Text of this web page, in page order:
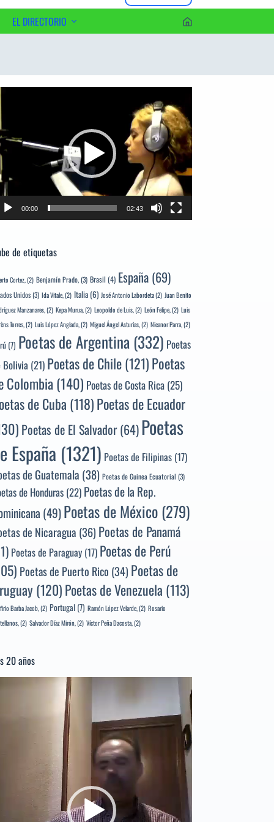
EL DIRECTORIO
00:00 02:43
de etiquetas
Cortez,(2) Benjamín Prado,(3) Brasil (4) España (69)
Unidos(3) Ida Vitale,(2) Italia (6) José Antonio Labordeta(2) Juan Benito
Manzanares,(2) Kepa Murua,(2) Leopoldo de Luis,(2) León Felipe,(2) Luis
Torres,(2) Luis López Anglada,(2) Miguel Ángel Asturias,(2) Nicanor Parra,(2)
(7) Poetas de Argentina(332) Poetas
Bolivia(21) Poetas de Chile(121)Poetas
Colombia(140) Poetas de Costa Rica(25)
de Cuba (118)Poetas de Ecuador
Poetas de El Salvador(64)Poetas
España (1321) Poetas de Filipinas (17)
de Guatemala (38) Poetas de Guinea Ecuatorial (3)
de Honduras(22) Poetas de la Rep.
(49)Poetas de México(279)
de Nicaragua (36) Poetas de Panamá
Poetas de Paraguay (17) Poetas de Perú
Poetas de Puerto Rico (34) Poetas de
(120)Poetas de Venezuela (113)
Barba Jacob,(2) Portugal (7) Ramón López Velarde,(2) Rosario
(2) Salvador Díaz Mirón,(2) Víctor Peña Dacosta,(2)
20 años